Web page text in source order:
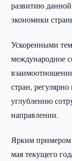
развитию
экономики
Ускоренными
международное
стран,
углублению
направлении.
Ярким примером
мая текущего